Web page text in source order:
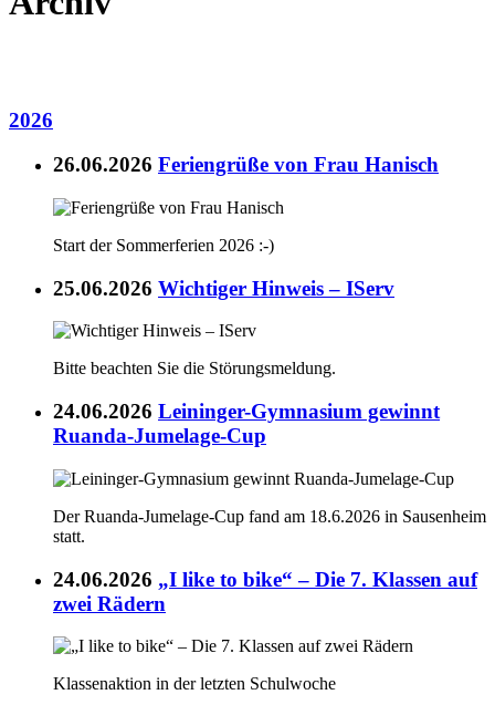
2026
26.06.2026 Feriengrüße von Frau Hanisch
Start der Sommerferien 2026 :-)
25.06.2026 Wichtiger Hinweis – IServ
Bitte beachten Sie die Störungsmeldung.
24.06.2026 Leininger-Gymnasium gewinnt
Ruanda-Jumelage-Cup
Der Ruanda-Jumelage-Cup fand am 18.6.2026 in Sausenheim
statt.
24.06.2026 „I like to bike“ – Die 7. Klassen auf
zwei Rädern
Klassenaktion in der letzten Schulwoche